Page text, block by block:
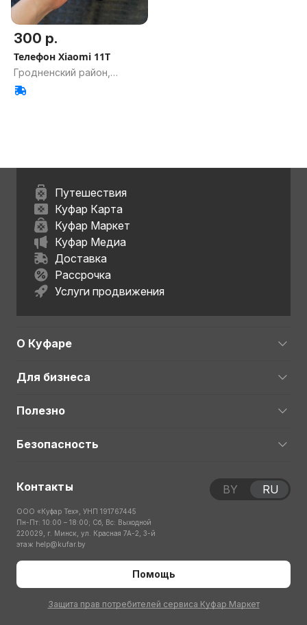
300 р.
Телефон Xiaomi 11T
Гродненский район,
Гродненская обл.
Путешествия
Куфар Карта
Куфар Маркет
Куфар Медиа
Доставка
Рассрочка
Услуги продвижения
О Куфаре
Для бизнеса
Полезно
Безопасность
Контакты
ООО «Куфар Тех», УНП 191767445
Пн-Пт: 10:00 – 18:00; Сб, Вс: Выходной
220029, г. Минск, ул. Красная 7А-2, 3-й
этаж help@kufar.by
Помощь
Защита прав потребителей сервиса Куфар Маркет
BY RU